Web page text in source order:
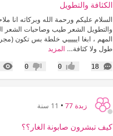
الكثافة والتطويل
السلام عليكم ورحمة الله وبركاته انا
والتطويل الشعر طيب وصاحبات الشعر
المهم ، ابغا ايييييي خلطة بس تكون
طول ولا كثافة... المزيد
18
التعليقات إعجاب0 عدم إعجاب
0
زبدة 77 • 11 سنة
كيف تبشرون صابونة الغار؟؟